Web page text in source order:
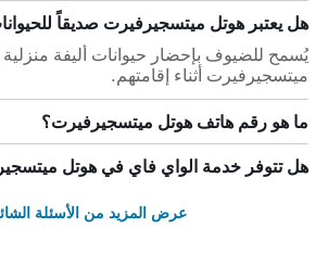
هل يعتبر هوتل ميتسجيرفيرت صديقاً
يُسمح للضيوف بإحضار حيوانات أليفة
ميتسجيرفيرت أثناء إقامتهم.
ما هو رقم هاتف هوتل ميتسجيرفيرت؟
هل تتوفر خدمة الواي فاي في هوتل
عرض المزيد من الأسئلة